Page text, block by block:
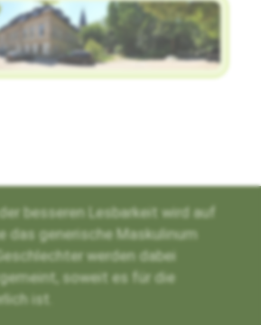
besseren Lesbarkeit wird auf
das generische Maskulinum
werden dabei
soweit es für die
ist.